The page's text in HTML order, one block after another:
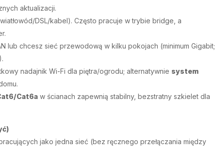
aktualizacji.
DSL/kabel). Często pracuje w trybie bridge, a
lub chcesz sieć przewodową w kilku pokojach (minimum Gigabit;
nadajnik Wi-Fi dla piętra/ogrodu; alternatywnie system
Cat6a w ścianach zapewnią stabilny, bezstratny szkielet dla
jako jedna sieć (bez ręcznego przełączania między